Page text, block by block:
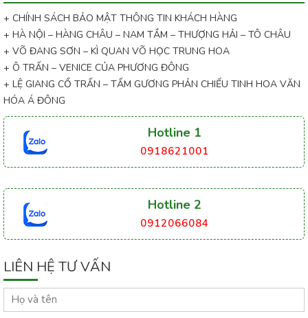
+ CHÍNH SÁCH BẢO MẬT THÔNG TIN KHÁCH HÀNG
+ HÀ NỘI – HÀNG CHÂU – NAM TẦM – THƯỢNG HẢI – TÔ CHÂU
+ VÕ ĐANG SƠN – KÌ QUAN VÕ HỌC TRUNG HOA
+ Ô TRẤN – VENICE CỦA PHƯƠNG ĐÔNG
+ LỆ GIANG CỔ TRẤN – TẤM GƯƠNG PHẢN CHIẾU TINH HOA VĂN
HÓA Á ĐÔNG
Hotline 1
0918621001
Hotline 2
0912066084
LIÊN HỆ TƯ VẤN